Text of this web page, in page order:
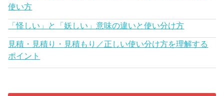
使い方
「怪しい」と「妖しい」意味の違いと使い分け方
見積・見積り・見積もり／正しい使い分け方を理解する
ポイント